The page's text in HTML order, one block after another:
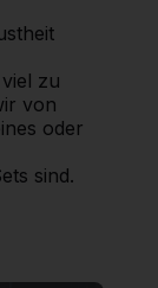
zu
von
oder
sind.